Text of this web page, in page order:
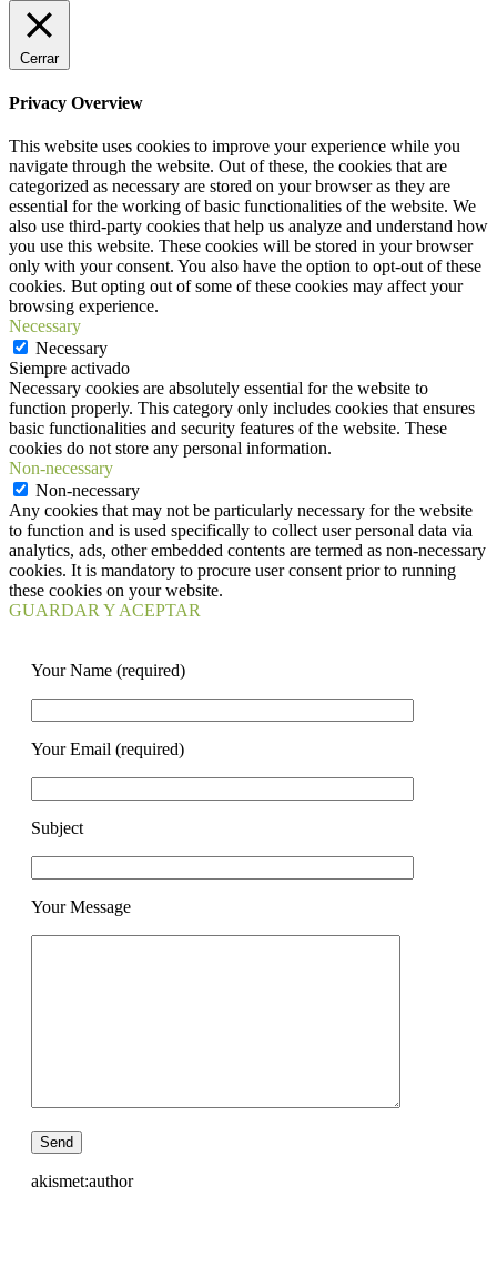
Cerrar
Privacy Overview
This website uses cookies to improve your experience while you
navigate through the website. Out of these, the cookies that are
categorized as necessary are stored on your browser as they are
essential for the working of basic functionalities of the website. We
also use third-party cookies that help us analyze and understand how
you use this website. These cookies will be stored in your browser
only with your consent. You also have the option to opt-out of these
cookies. But opting out of some of these cookies may affect your
browsing experience.
Necessary
Necessary
Siempre activado
Necessary cookies are absolutely essential for the website to
function properly. This category only includes cookies that ensures
basic functionalities and security features of the website. These
cookies do not store any personal information.
Non-necessary
Non-necessary
Any cookies that may not be particularly necessary for the website
to function and is used specifically to collect user personal data via
analytics, ads, other embedded contents are termed as non-necessary
cookies. It is mandatory to procure user consent prior to running
these cookies on your website.
GUARDAR Y ACEPTAR
Your Name (required)
Your Email (required)
Subject
Your Message
akismet:author